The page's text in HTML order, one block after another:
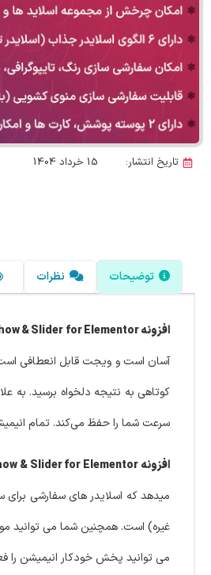
تاریخ انتشار: 15 خرداد 1404
توضیحات نظرات
افزونه Glider – Slideshow & Slider for Elementor
آسان است و ویجت قابل انعطافی است
کوتاهی به نتیجه دلخواه برسید.
سرعت شما را حفظ می‌کند. تمام
افزونه Glider – Slideshow & Slider for Elementor
غیره) است. همچنین شما می توانید
می توانید پخش خودکار انیمیشن را